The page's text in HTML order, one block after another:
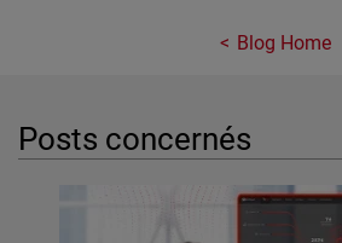
Blog Home
Posts concernés